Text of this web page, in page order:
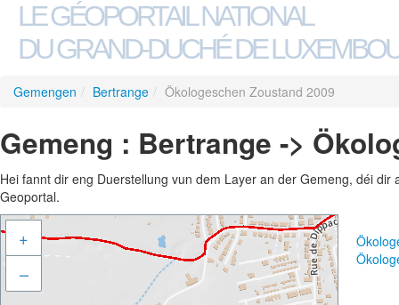
LE GÉOPORTAIL NATIONAL
DU GRAND-DUCHÉ DE
Gemengen / Bertrange / Ökologeschen Zoustand 2009
Gemeng : Bertrange ->
Hei fannt dir eng Duerstellung vun dem Layer an der Gemeng, déi
Geoportal.
+
–